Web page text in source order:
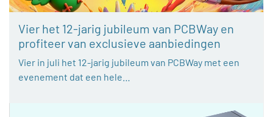
Vier het 12-jarig jubileum van PCBWay en
profiteer van exclusieve aanbiedingen
Vier in juli het 12-jarig jubileum van PCBWay met een
evenement dat een hele…